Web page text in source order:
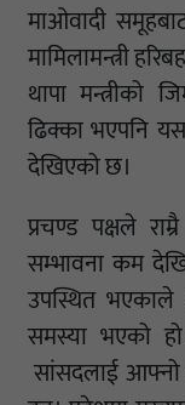
माओवादी
मामिलामन्त्री
थापा मन्त्रीको
ढिक्का भएपनि
देखिएको छ।
प्रचण्ड पक्षले
सम्भावना कम
उपस्थित भएकाले
समस्या भएको
सांसदलाई आफ्नो